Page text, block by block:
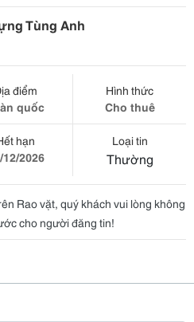
Tùng Anh
điểm
quốc
Hình thức
Cho thuê
hạn
12/2026
Loại tin
Thường
Rao vặt, quý khách vui lòng không
cho người đăng tin!